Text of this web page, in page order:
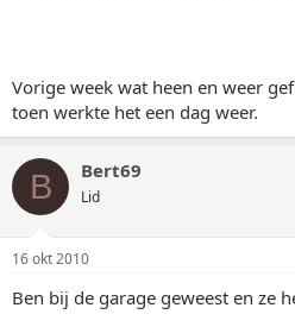
Vorige week wat heen en weer
toen werkte het een dag weer.
B Bert69
Lid
16 okt 2010
Ben bij de garage geweest en ze